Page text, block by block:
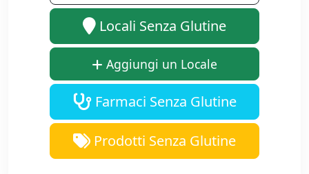
Locali Senza Glutine
Aggiungi un Locale
Farmaci Senza Glutine
Prodotti Senza Glutine